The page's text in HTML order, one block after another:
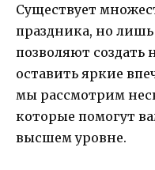
Существует
праздника, но
позволяют создать
оставить яркие
мы рассмотрим
которые помогут
высшем уровне.